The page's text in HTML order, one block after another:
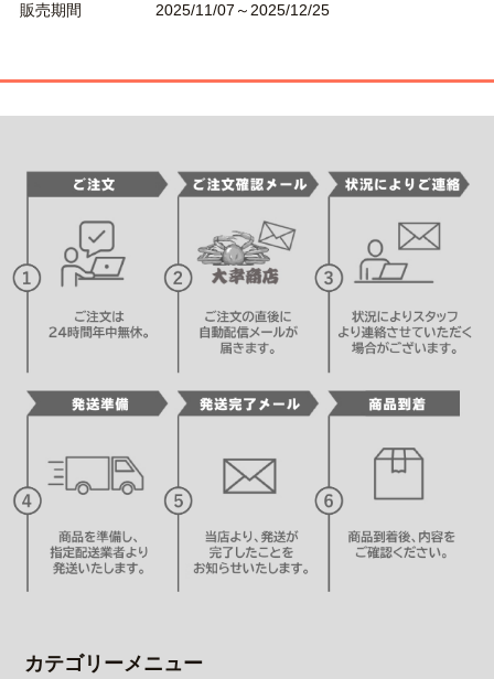
販売期間 2025/11/07～2025/12/25
カテゴリーメニュー